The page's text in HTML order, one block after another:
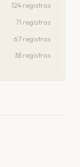
124 registros
71 registros
67 registros
38 registros